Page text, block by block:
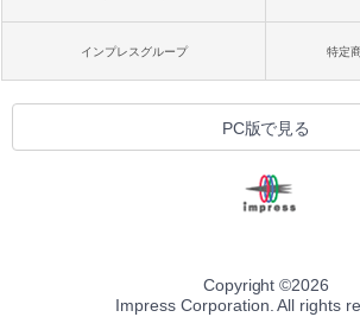
インプレスグループ 特定
PC版で見る
Copyright ©2026
Impress Corporation. All rights